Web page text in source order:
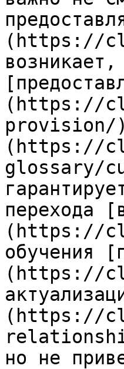
(https://
(https://
provision/)
(https://
glossary/
перехода
(https://
обучения
(https://
(https://
но не